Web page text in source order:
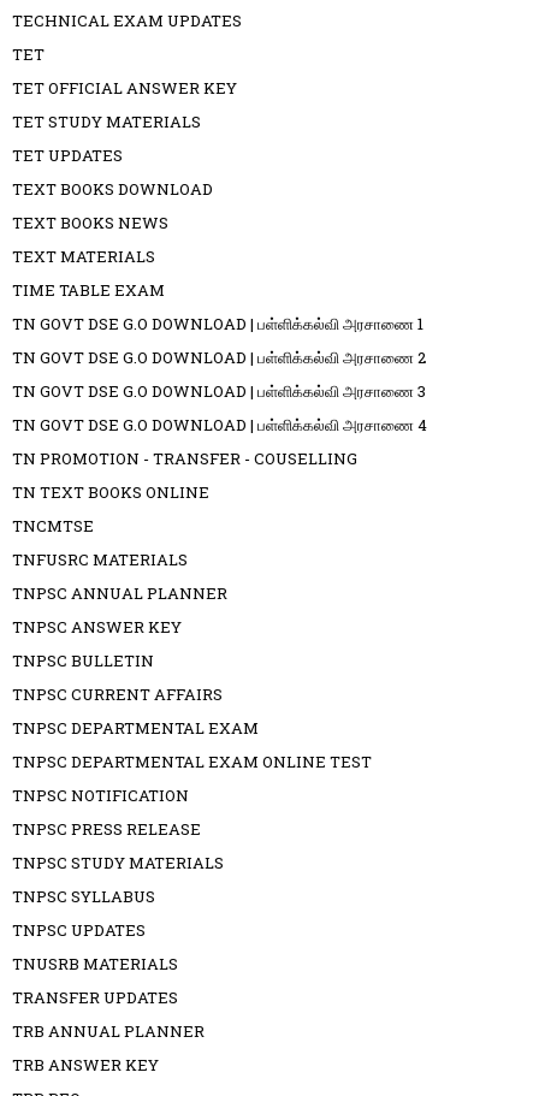
TECHNICAL EXAM UPDATES
TET
TET OFFICIAL ANSWER KEY
TET STUDY MATERIALS
TET UPDATES
TEXT BOOKS DOWNLOAD
TEXT BOOKS NEWS
TEXT MATERIALS
TIME TABLE EXAM
TN GOVT DSE G.O DOWNLOAD | பள்ளிக்கல்வி அரசாணை 1
TN GOVT DSE G.O DOWNLOAD | பள்ளிக்கல்வி அரசாணை 2
TN GOVT DSE G.O DOWNLOAD | பள்ளிக்கல்வி அரசாணை 3
TN GOVT DSE G.O DOWNLOAD | பள்ளிக்கல்வி அரசாணை 4
TN PROMOTION - TRANSFER - COUSELLING
TN TEXT BOOKS ONLINE
TNCMTSE
TNFUSRC MATERIALS
TNPSC ANNUAL PLANNER
TNPSC ANSWER KEY
TNPSC BULLETIN
TNPSC CURRENT AFFAIRS
TNPSC DEPARTMENTAL EXAM
TNPSC DEPARTMENTAL EXAM ONLINE TEST
TNPSC NOTIFICATION
TNPSC PRESS RELEASE
TNPSC STUDY MATERIALS
TNPSC SYLLABUS
TNPSC UPDATES
TNUSRB MATERIALS
TRANSFER UPDATES
TRB ANNUAL PLANNER
TRB ANSWER KEY